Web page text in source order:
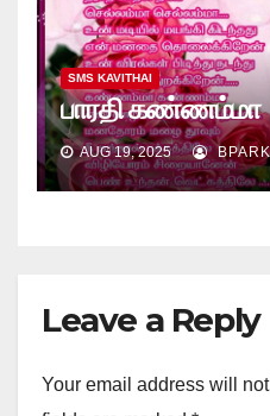
SMS KAVITHAI
பாரதி கண்ணம்மா
AUG 19, 2025 BPARK
Leave a Reply
Your email address will